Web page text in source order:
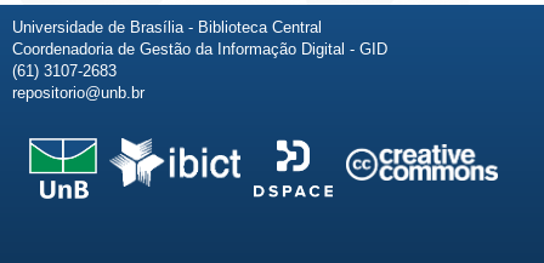
Universidade de Brasília - Biblioteca Central
Coordenadoria de Gestão da Informação Digital - GID
(61) 3107-2683
repositorio@unb.br